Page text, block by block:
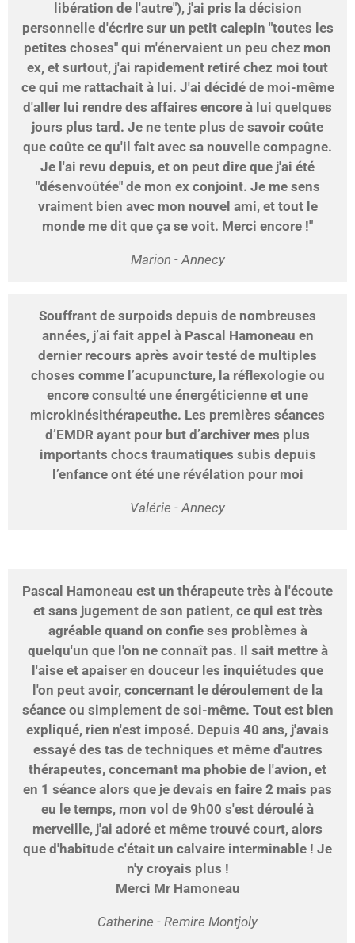
libération de l'autre"), j'ai pris la décision
personnelle d'écrire sur un petit calepin "toutes les
petites choses" qui m'énervaient un peu chez mon
ex, et surtout, j'ai rapidement retiré chez moi tout
ce qui me rattachait à lui. J'ai décidé de moi-même
d'aller lui rendre des affaires encore à lui quelques
jours plus tard. Je ne tente plus de savoir coûte
que coûte ce qu'il fait avec sa nouvelle compagne.
Je l'ai revu depuis, et on peut dire que j'ai été
"désenvoûtée" de mon ex conjoint. Je me sens
vraiment bien avec mon nouvel ami, et tout le
monde me dit que ça se voit. Merci encore !"
Marion - Annecy
Souffrant de surpoids depuis de nombreuses
années, j’ai fait appel à Pascal Hamoneau en
dernier recours après avoir testé de multiples
choses comme l’acupuncture, la réflexologie ou
encore consulté une énergéticienne et une
microkinésithérapeuthe. Les premières séances
d’EMDR ayant pour but d’archiver mes plus
importants chocs traumatiques subis depuis
l’enfance ont été une révélation pour moi
Valérie - Annecy
Pascal Hamoneau est un thérapeute très à l'écoute
et sans jugement de son patient, ce qui est très
agréable quand on confie ses problèmes à
quelqu'un que l'on ne connaît pas. Il sait mettre à
l'aise et apaiser en douceur les inquiétudes que
l'on peut avoir, concernant le déroulement de la
séance ou simplement de soi-même. Tout est bien
expliqué, rien n'est imposé. Depuis 40 ans, j'avais
essayé des tas de techniques et même d'autres
thérapeutes, concernant ma phobie de l'avion, et
en 1 séance alors que je devais en faire 2 mais pas
eu le temps, mon vol de 9h00 s'est déroulé à
merveille, j'ai adoré et même trouvé court, alors
que d'habitude c'était un calvaire interminable ! Je
n'y croyais plus !
Merci Mr Hamoneau
Catherine - Remire Montjoly